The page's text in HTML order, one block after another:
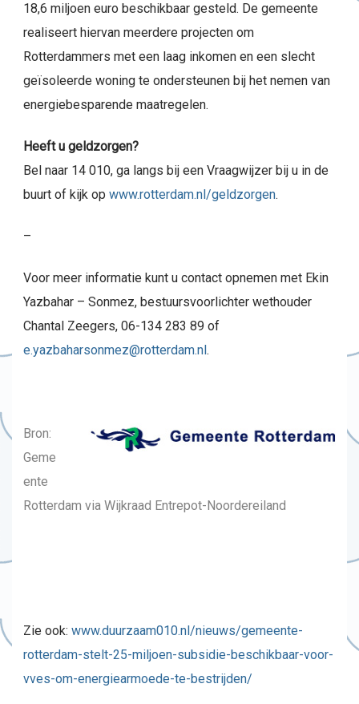
18,6 miljoen euro beschikbaar gesteld. De gemeente
realiseert hiervan meerdere projecten om
Rotterdammers met een laag inkomen en een slecht
geïsoleerde woning te ondersteunen bij het nemen van
energiebesparende maatregelen.
Heeft u geldzorgen?
Bel naar 14 010, ga langs bij een Vraagwijzer bij u in de
buurt of kijk op www.rotterdam.nl/geldzorgen.
–
Voor meer informatie kunt u contact opnemen met Ekin
Yazbahar – Sonmez, bestuursvoorlichter wethouder
Chantal Zeegers, 06-134 283 89 of
e.yazbaharsonmez@rotterdam.nl.
Bron:
Geme
ente
Rotterdam via Wijkraad Entrepot-Noordereiland
Zie ook: www.duurzaam010.nl/nieuws/gemeente-
rotterdam-stelt-25-miljoen-subsidie-beschikbaar-voor-
vves-om-energiearmoede-te-bestrijden/